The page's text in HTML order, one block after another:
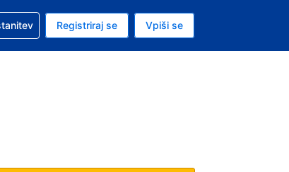
je Slovenščini
pri rezervacijiRegistriraj se Vpiši se